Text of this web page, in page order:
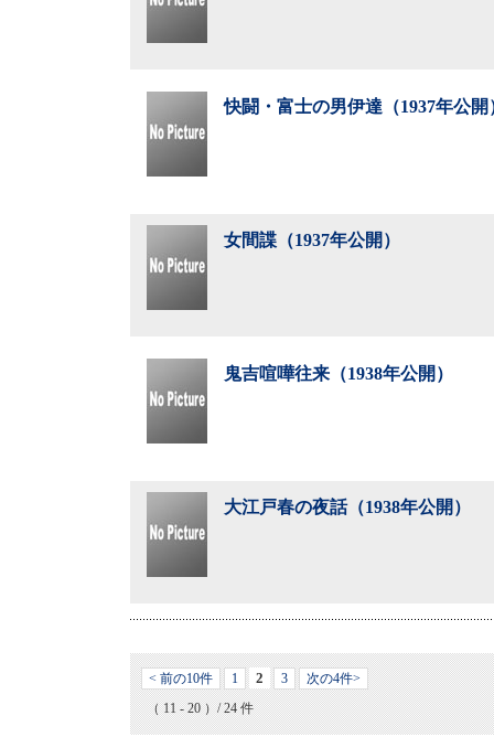
快闘・富士の男伊達（1937年公開
女間諜（1937年公開）
鬼吉喧嘩往来（1938年公開）
大江戸春の夜話（1938年公開）
< 前の10件 1 2 3
次の4件>
（ 11 - 20 ）/ 24 件